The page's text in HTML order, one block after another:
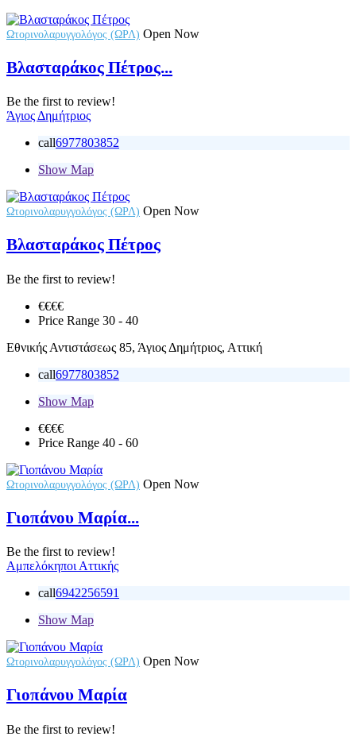
Ωτορινολαρυγγολόγος (ΩΡΛ) Open Now
Βλασταράκος Πέτρος...
Be the first to review!
Άγιος Δημήτριος
call6977803852
Show Map
Ωτορινολαρυγγολόγος (ΩΡΛ) Open Now
Βλασταράκος Πέτρος
Be the first to review!
€€€€
Price Range 30 - 40
Εθνικής Αντιστάσεως 85, Άγιος Δημήτριος, Αττική
call6977803852
Show Map
€€€€
Price Range 40 - 60
Ωτορινολαρυγγολόγος (ΩΡΛ) Open Now
Γιοπάνου Μαρία...
Be the first to review!
Αμπελόκηποι Αττικής
call6942256591
Show Map
Ωτορινολαρυγγολόγος (ΩΡΛ) Open Now
Γιοπάνου Μαρία
Be the first to review!